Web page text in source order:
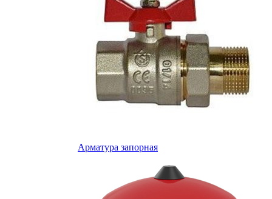
Арматура запорная